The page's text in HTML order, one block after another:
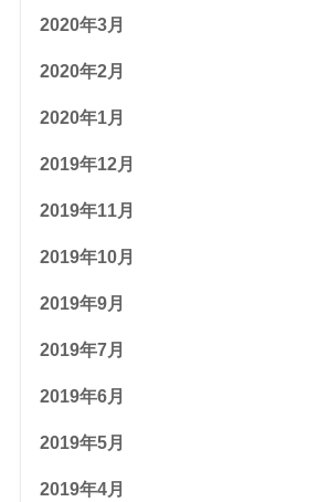
2020年3月
2020年2月
2020年1月
2019年12月
2019年11月
2019年10月
2019年9月
2019年7月
2019年6月
2019年5月
2019年4月